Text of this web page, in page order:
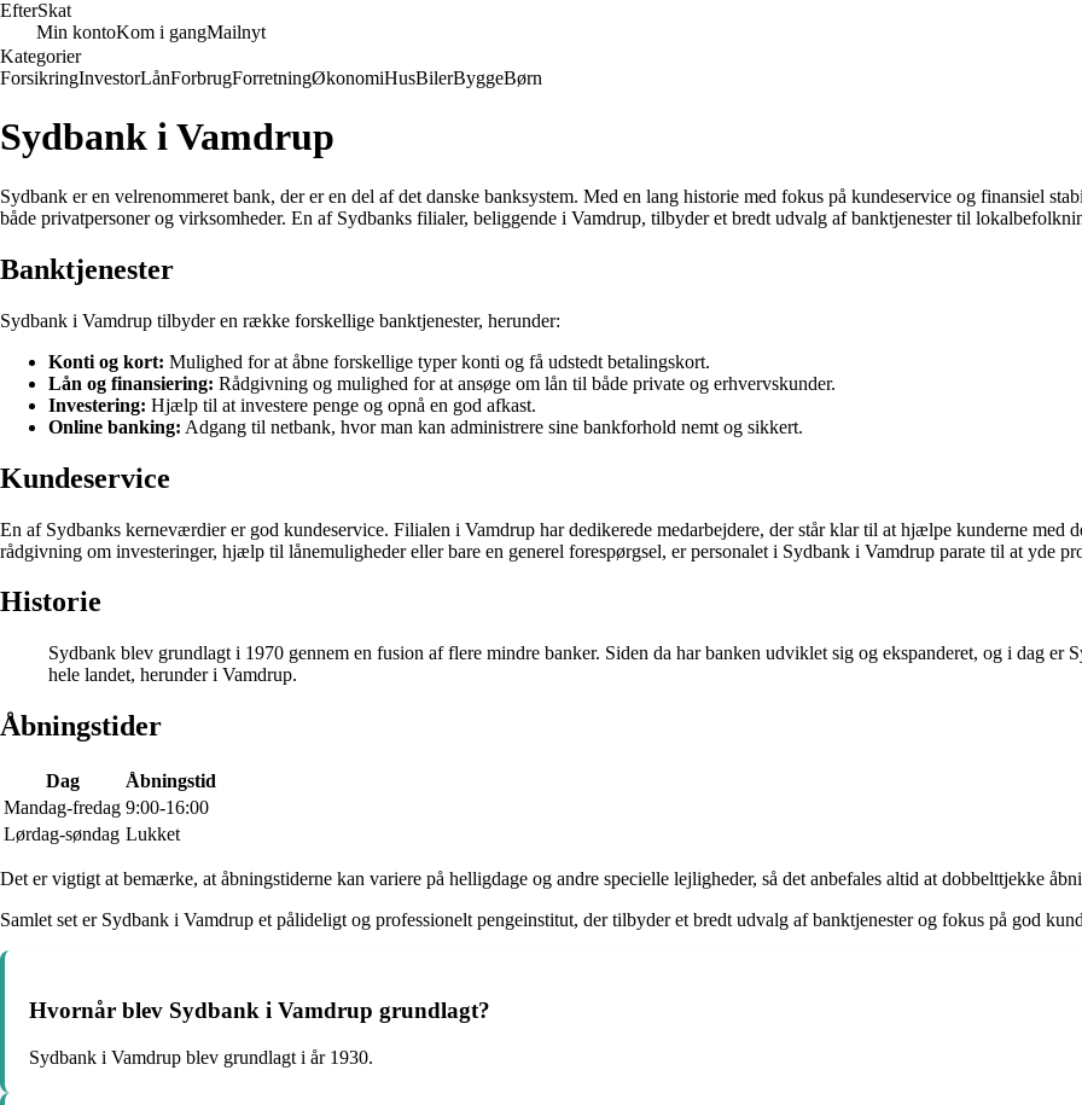
EfterSkat
Min kontoKom i gangMailnyt
Kategorier
ForsikringInvestorLånForbrugForretningØkonomiHusBilerByggeBørn
Sydbank i Vamdrup
Sydbank er en velrenommeret bank, der er en del af det danske banksystem. Med en lang historie med fokus på kundeservice og finansiel
både privatpersoner og virksomheder. En af Sydbanks filialer, beliggende i Vamdrup, tilbyder et bredt udvalg af banktjenester til
Banktjenester
Sydbank i Vamdrup tilbyder en række forskellige banktjenester, herunder:
Konti og kort: Mulighed for at åbne forskellige typer konti og få udstedt betalingskort.
Lån og finansiering: Rådgivning og mulighed for at ansøge om lån til både private og erhvervskunder.
Investering: Hjælp til at investere penge og opnå en god afkast.
Online banking: Adgang til netbank, hvor man kan administrere sine bankforhold nemt og sikkert.
Kundeservice
En af Sydbanks kerneværdier er god kundeservice. Filialen i Vamdrup har dedikerede medarbejdere, der står klar til at hjælpe kunderne med
rådgivning om investeringer, hjælp til lånemuligheder eller bare en generel forespørgsel, er personalet i Sydbank i Vamdrup parate til at yde
Historie
Sydbank blev grundlagt i 1970 gennem en fusion af flere mindre banker. Siden da har banken udviklet sig og ekspanderet, og i dag er
hele landet, herunder i Vamdrup.
Åbningstider
Dag
Åbningstid
Mandag-fredag 9:00-16:00
Lørdag-søndag Lukket
Det er vigtigt at bemærke, at åbningstiderne kan variere på helligdage og andre specielle lejligheder, så det anbefales altid at dobbelttjekke
Samlet set er Sydbank i Vamdrup et pålideligt og professionelt pengeinstitut, der tilbyder et bredt udvalg af banktjenester og fokus på god
Hvornår blev Sydbank i Vamdrup grundlagt?
Sydbank i Vamdrup blev grundlagt i år 1930.